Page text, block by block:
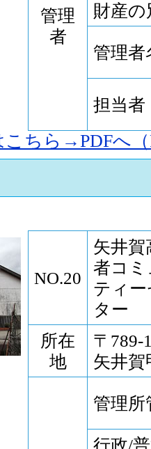
管理
者
財産の
管理者
担当者
ちら→PDFへ（
NO.20
矢井賀
者コ
ティ
ター
所在
地
〒
矢井賀
管理所
行政/